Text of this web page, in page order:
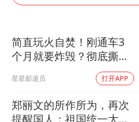
奋进开新局
简直玩火自焚！刚通车3
个月就要炸毁？彻底撕下
星星邮递员 打开APP
郑丽文的所作所为，再次
提醒国人：祖国统一大